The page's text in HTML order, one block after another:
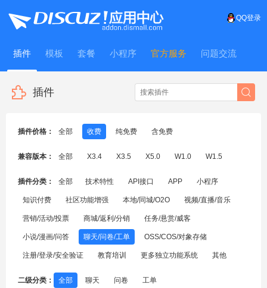
QQ登录
插件 模板 套餐 小程序 官方服务 问题交流
WitFrame
插件
插件价格： 全部 收费 纯免费 含免费
兼容版本： 全部 X3.4 X3.5 X5.0 W1.0 W1.5
插件分类： 全部 技术特性 API接口 APP 小程序
知识付费 社区功能增强 本地/同城/O2O 视频/直播/音乐
营销/活动/投票 商城/返利/分销 任务/悬赏/威客
小说/漫画/问答 聊天/问卷/工单 OSS/COS/对象存储
注册/登录/安全验证 教育培训 更多独立功能系统 其他
二级分类： 全部 聊天 问卷 工单